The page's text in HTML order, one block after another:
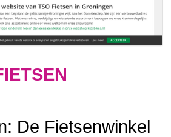
De Fietsenwinkel